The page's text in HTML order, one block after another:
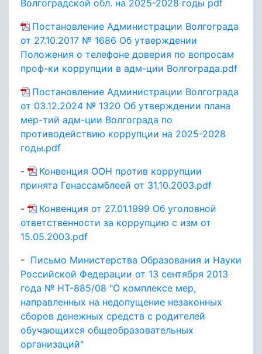
Волгоградской обл. на 2025-2028 годы pdf
Постановление Администрации Волгограда
от 27.10.2017 № 1686 Об утверждении
Положения о телефоне доверия по вопросам
проф-ки коррупции в адм-ции Волгограда.pdf
Постановление Администрации Волгограда
от 03.12.2024 № 1320 Об утверждении плана
мер-тий адм-ции Волгограда по
противодействию коррупции на 2025-2028
годы.pdf
-
Конвенция ООН против коррупции
принята Генассамблеей от 31.10.2003.pdf
-
Конвенция от 27.01.1999 Об уголовной
ответственности за коррупцию с изм от
15.05.2003.pdf
- Письмо Министерства Образования и Науки
Российской Федерации от 13 сентября 2013
года № НТ-885/08 "О комплексе мер,
направленных на недопущение незаконных
сборов денежных средств с родителей
обучающихся общеобразовательных
организаций"